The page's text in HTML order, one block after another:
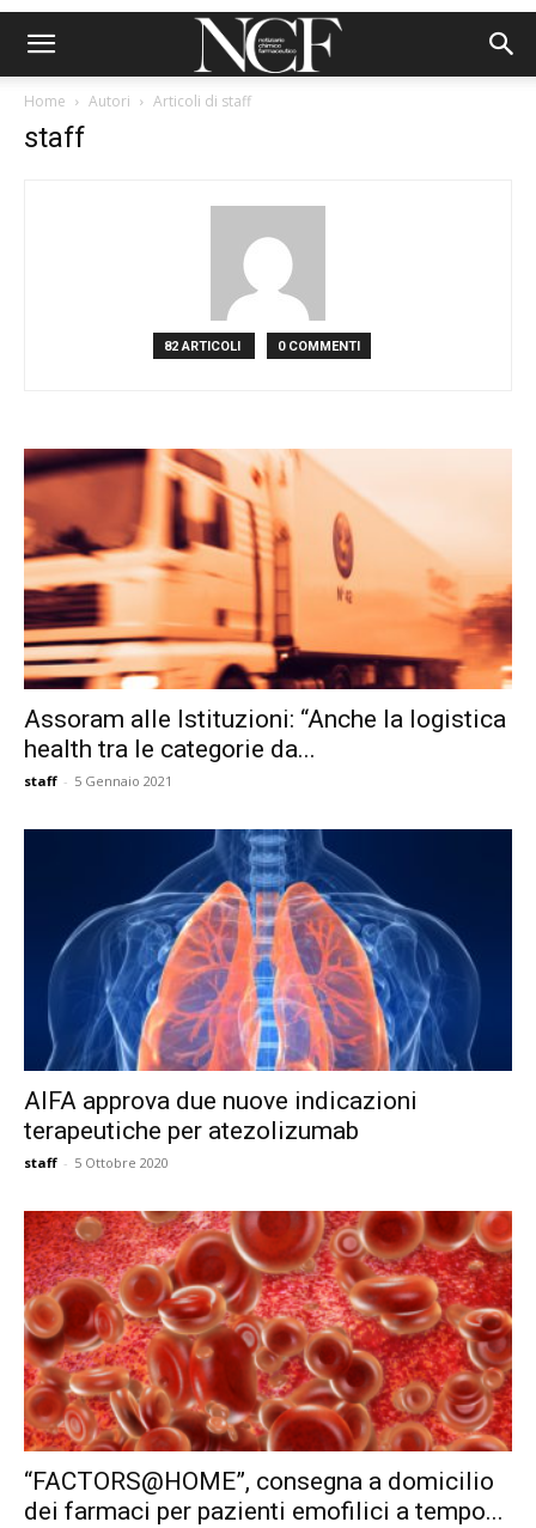
Home Autori Articoli di staff
staff
82 ARTICOLI 0 COMMENTI
Assoram alle Istituzioni: “Anche la logistica
health tra le categorie da...
staff - 5 Gennaio 2021
AIFA approva due nuove indicazioni
terapeutiche per atezolizumab
staff - 5 Ottobre 2020
“FACTORS@HOME”, consegna a domicilio
dei farmaci per pazienti emofilici a tempo...